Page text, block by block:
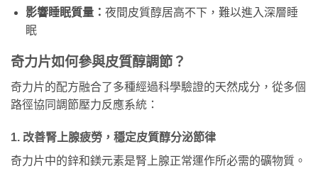
影響睡眠質量： 夜間皮質醇居高不下，難以進入深層睡
眠
奇力片如何參與皮質醇調節？
奇力片的配方融合了多種經過科學驗證的天然成分，從多個
路徑協同調節壓力反應系統：
1. 改善腎上腺疲勞，穩定皮質醇分泌節律
奇力片中的鋅和鎂元素是腎上腺正常運作所必需的礦物質。